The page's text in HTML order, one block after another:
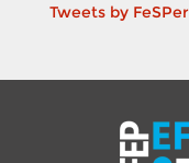
Tweets by